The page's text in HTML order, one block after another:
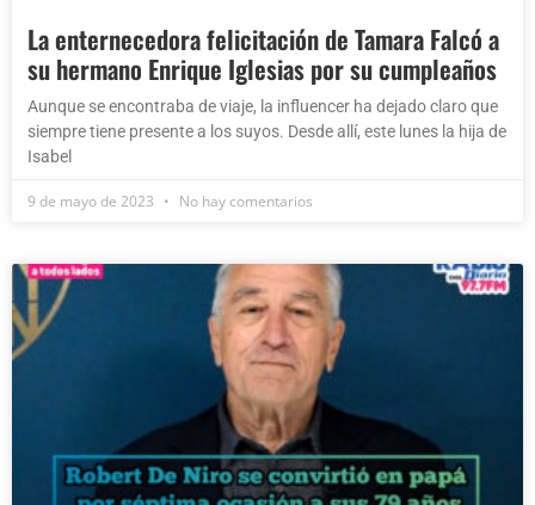
La enternecedora felicitación de Tamara Falcó a
su hermano Enrique Iglesias por su cumpleaños
Aunque se encontraba de viaje, la influencer ha dejado claro que
siempre tiene presente a los suyos. Desde allí, este lunes la hija de
Isabel
9 de mayo de 2023 No hay comentarios